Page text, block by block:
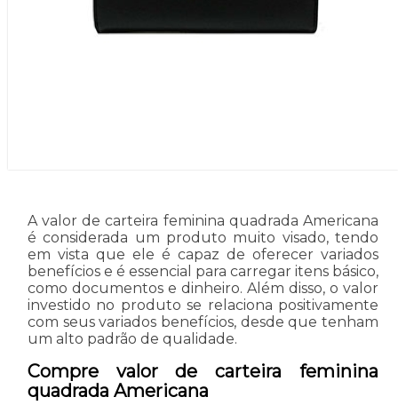
A valor de carteira feminina quadrada Americana
é considerada um produto muito visado, tendo
em vista que ele é capaz de oferecer variados
benefícios e é essencial para carregar itens básico,
como documentos e dinheiro. Além disso, o valor
investido no produto se relaciona positivamente
com seus variados benefícios, desde que tenham
um alto padrão de qualidade.
Compre valor de carteira feminina
quadrada Americana